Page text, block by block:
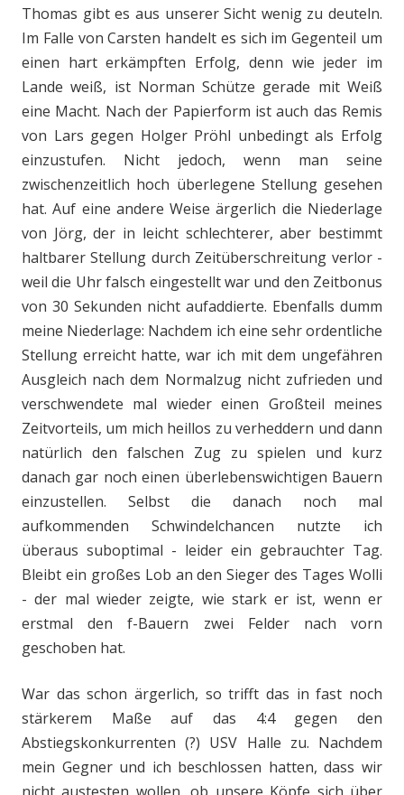
Thomas gibt es aus unserer Sicht wenig zu deuteln.
Im Falle von Carsten handelt es sich im Gegenteil um
einen hart erkämpften Erfolg, denn wie jeder im
Lande weiß, ist Norman Schütze gerade mit Weiß
eine Macht. Nach der Papierform ist auch das Remis
von Lars gegen Holger Pröhl unbedingt als Erfolg
einzustufen. Nicht jedoch, wenn man seine
zwischenzeitlich hoch überlegene Stellung gesehen
hat. Auf eine andere Weise ärgerlich die Niederlage
von Jörg, der in leicht schlechterer, aber bestimmt
haltbarer Stellung durch Zeitüberschreitung verlor -
weil die Uhr falsch eingestellt war und den Zeitbonus
von 30 Sekunden nicht aufaddierte. Ebenfalls dumm
meine Niederlage: Nachdem ich eine sehr ordentliche
Stellung erreicht hatte, war ich mit dem ungefähren
Ausgleich nach dem Normalzug nicht zufrieden und
verschwendete mal wieder einen Großteil meines
Zeitvorteils, um mich heillos zu verheddern und dann
natürlich den falschen Zug zu spielen und kurz
danach gar noch einen überlebenswichtigen Bauern
einzustellen. Selbst die danach noch mal
aufkommenden Schwindelchancen nutzte ich
überaus suboptimal - leider ein gebrauchter Tag.
Bleibt ein großes Lob an den Sieger des Tages Wolli
- der mal wieder zeigte, wie stark er ist, wenn er
erstmal den f-Bauern zwei Felder nach vorn
geschoben hat.
War das schon ärgerlich, so trifft das in fast noch
stärkerem Maße auf das 4:4 gegen den
Abstiegskonkurrenten (?) USV Halle zu. Nachdem
mein Gegner und ich beschlossen hatten, dass wir